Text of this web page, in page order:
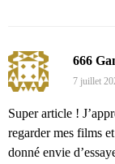
666
7 juillet
Super article !
regarder mes films
donné envie